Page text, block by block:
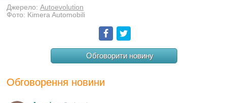
Джерело: Autoevolution
Фото: Kimera Automobili
Facebook
Обговорити новину
Обговорення новини